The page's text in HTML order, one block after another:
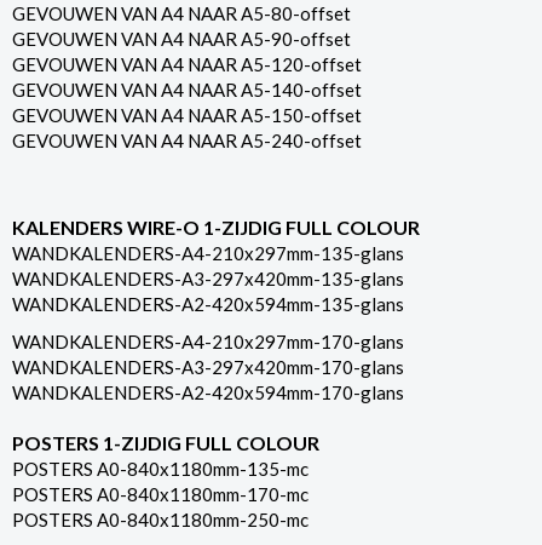
GEVOUWEN VAN A4 NAAR A5-80-offset
GEVOUWEN VAN A4 NAAR A5-90-offset
GEVOUWEN VAN A4 NAAR A5-120-offset
GEVOUWEN VAN A4 NAAR A5-140-offset
GEVOUWEN VAN A4 NAAR A5-150-offset
GEVOUWEN VAN A4 NAAR A5-240-offset
KALENDERS WIRE-O 1-ZIJDIG FULL COLOUR
WANDKALENDERS-A4-210x297mm-135-glans
WANDKALENDERS-A3-297x420mm-135-glans
WANDKALENDERS-A2-420x594mm-135-glans
WANDKALENDERS-A4-210x297mm-170-glans
WANDKALENDERS-A3-297x420mm-170-glans
WANDKALENDERS-A2-420x594mm-170-glans
POSTERS 1-ZIJDIG FULL COLOUR
POSTERS A0-840x1180mm-135-mc
POSTERS A0-840x1180mm-170-mc
POSTERS A0-840x1180mm-250-mc